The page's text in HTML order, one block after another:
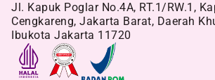
Jl. Kapuk Poglar No.4A, RT.1/RW.1,
Cengkareng, Jakarta Barat, Daerah
Ibukota Jakarta 11720